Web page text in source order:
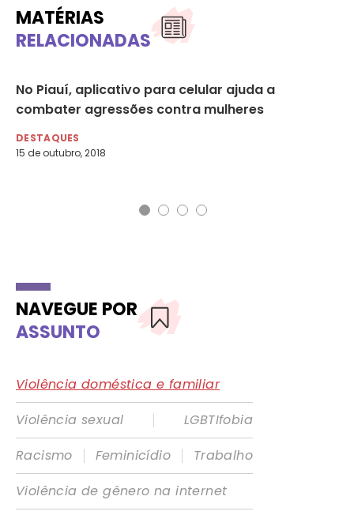
MATÉRIAS
RELACIONADAS
No Piauí, aplicativo para celular ajuda a
combater agressões contra mulheres
DESTAQUES
15 de outubro, 2018
NAVEGUE POR
ASSUNTO
Violência doméstica e familiar
Violência sexual
|
LGBTIfobia
Racismo
| Feminicídio |
Trabalho
Violência de gênero na internet